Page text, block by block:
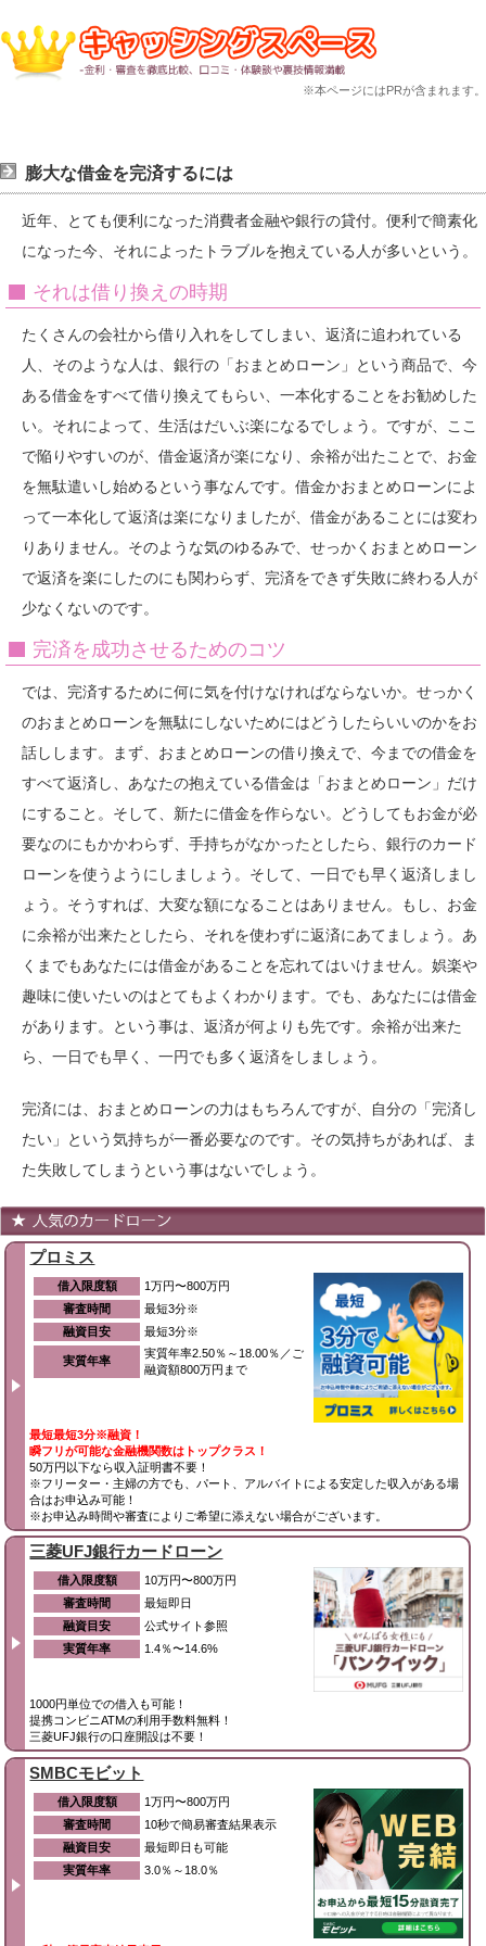
※本ページにはPRが含まれます。
膨大な借金を完済するには
近年、とても便利になった消費者金融や銀行の貸付。便利で簡素化
になった今、それによったトラブルを抱えている人が多いという。
それは借り換えの時期
たくさんの会社から借り入れをしてしまい、返済に追われている
人、そのような人は、銀行の「おまとめローン」という商品で、今
ある借金をすべて借り換えてもらい、一本化することをお勧めした
い。それによって、生活はだいぶ楽になるでしょう。ですが、ここ
で陥りやすいのが、借金返済が楽になり、余裕が出たことで、お金
を無駄遣いし始めるという事なんです。借金かおまとめローンによ
って一本化して返済は楽になりましたが、借金があることには変わ
りありません。そのような気のゆるみで、せっかくおまとめローン
で返済を楽にしたのにも関わらず、完済をできず失敗に終わる人が
少なくないのです。
完済を成功させるためのコツ
では、完済するために何に気を付けなければならないか。せっかく
のおまとめローンを無駄にしないためにはどうしたらいいのかをお
話しします。まず、おまとめローンの借り換えで、今までの借金を
すべて返済し、あなたの抱えている借金は「おまとめローン」だけ
にすること。そして、新たに借金を作らない。どうしてもお金が必
要なのにもかかわらず、手持ちがなかったとしたら、銀行のカード
ローンを使うようにしましょう。そして、一日でも早く返済しまし
ょう。そうすれば、大変な額になることはありません。もし、お金
に余裕が出来たとしたら、それを使わずに返済にあてましょう。あ
くまでもあなたには借金があることを忘れてはいけません。娯楽や
趣味に使いたいのはとてもよくわかります。でも、あなたには借金
があります。という事は、返済が何よりも先です。余裕が出来た
ら、一日でも早く、一円でも多く返済をしましょう。
完済には、おまとめローンの力はもちろんですが、自分の「完済し
たい」という気持ちが一番必要なのです。その気持ちがあれば、ま
た失敗してしまうという事はないでしょう。
プロミス
借入限度額
1万円〜800万円
審査時間
最短3分※
融資目安
最短3分※
実質年率
実質年率2.50％～18.00％／ご
融資額800万円まで
最短最短3分※融資！
瞬フリが可能な金融機関数はトップクラス！
50万円以下なら収入証明書不要！
※フリーター・主婦の方でも、パート、アルバイトによる安定した収入がある場
合はお申込み可能！
※お申込み時間や審査によりご希望に添えない場合がございます。
三菱UFJ銀行カードローン
借入限度額
10万円〜800万円
審査時間
最短即日
融資目安
公式サイト参照
実質年率
1.4％〜14.6%
1000円単位での借入も可能！
提携コンビニATMの利用手数料無料！
三菱UFJ銀行の口座開設は不要！
SMBCモビット
借入限度額
1万円〜800万円
審査時間
10秒で簡易審査結果表示
融資目安
最短即日も可能
実質年率
3.0％～18.0％